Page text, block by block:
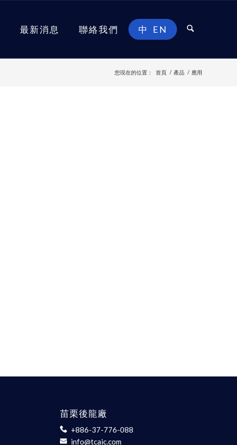
最新消息 聯絡我們 中 EN
您現在的位置： 首頁 / 產品 / 應用
苗栗後龍廠
+886-37-776-088
info@tcaic.com